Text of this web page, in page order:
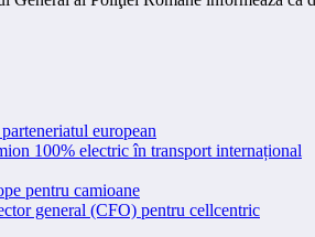
european
100% electric în transport internațional
pentru camioane
general (CFO) pentru cellcentric